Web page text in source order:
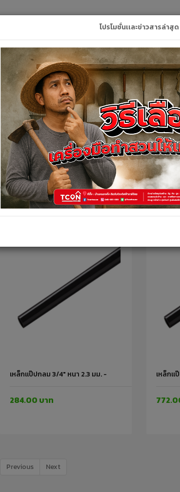
หน้าหลัก สินค้า คูปอง บริการข
สินค้าทั้งหมด
สินค้าทั้งหมด
สินค้าทั้งหมด
เหล็กแป๊ปกลม 3/4" หนา 2.3 มม. -
284.00 บาท
เหล็กแ
Previous Next
โปรโมชั่นเเละข่าวสารล่าสุด